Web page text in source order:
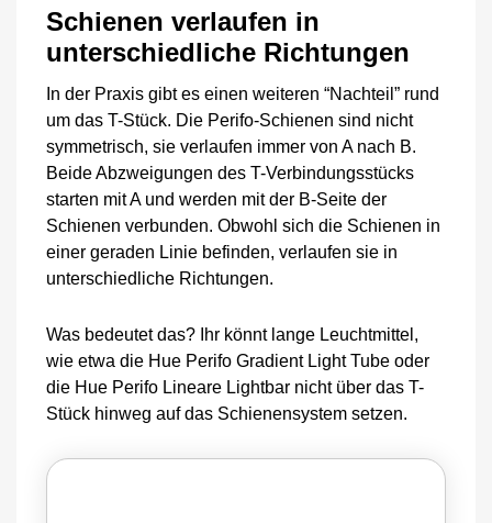
Schienen verlaufen in
unterschiedliche Richtungen
In der Praxis gibt es einen weiteren “Nachteil” rund
um das T-Stück. Die Perifo-Schienen sind nicht
symmetrisch, sie verlaufen immer von A nach B.
Beide Abzweigungen des T-Verbindungsstücks
starten mit A und werden mit der B-Seite der
Schienen verbunden. Obwohl sich die Schienen in
einer geraden Linie befinden, verlaufen sie in
unterschiedliche Richtungen.
Was bedeutet das? Ihr könnt lange Leuchtmittel,
wie etwa die Hue Perifo Gradient Light Tube oder
die Hue Perifo Lineare Lightbar nicht über das T-
Stück hinweg auf das Schienensystem setzen.